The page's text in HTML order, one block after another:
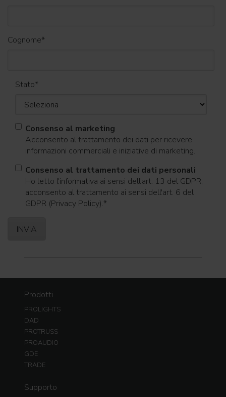
Cognome*
Stato*
Consenso al marketing
Acconsento al trattamento dei dati per ricevere
informazioni commerciali e iniziative di marketing.
Consenso al trattamento dei dati personali
Ho letto l'informativa ai sensi dell'art. 13 del GDPR;
acconsento al trattamento ai sensi dell'art. 6 del
GDPR (Privacy Policy).*
Prodotti
PROLIGHTS
DAD
PROTRUSS
PROAUDIO
GDE
TRADE
Supporto